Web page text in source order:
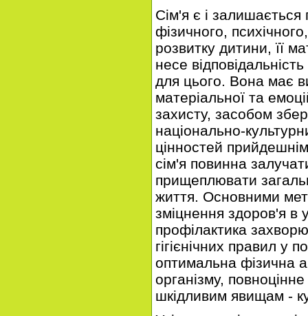
Сім'я є і
фізичного,
розвитку дитини, її
несе
для цього. Вона має
матеріальної та
захисту, засобом
національно-
цінностей
сім'я повинна
прищеплювати
життя. Основними
зміцнення здоров'я в
профілактика
гігієнічних правил у
оптимальна фізична
організму,
шкідливим явищам -